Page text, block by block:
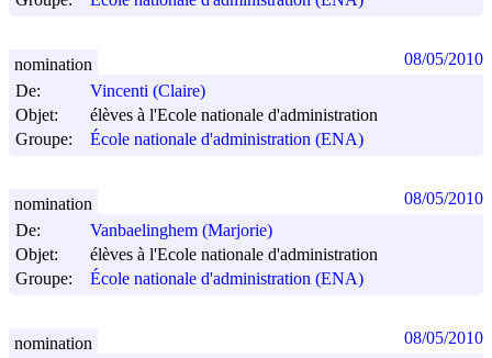
De:
Vincenti (Claire)
Objet:
élèves à l'Ecole nationale d'administration
Groupe:
École nationale d'administration (ENA)
nomination 08/05/2010
De:
Vanbaelinghem (Marjorie)
Objet:
élèves à l'Ecole nationale d'administration
Groupe:
École nationale d'administration (ENA)
nomination 08/05/2010
nomination 08/05/2010